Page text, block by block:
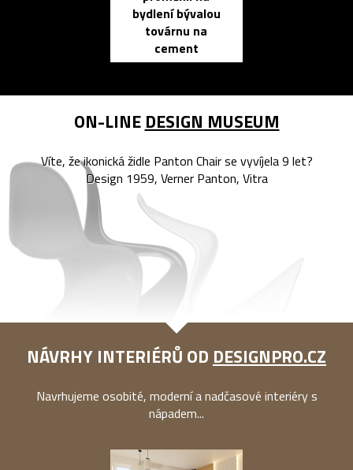
bydlení bývalou
továrnu na
cement
ON-LINE DESIGN MUSEUM
Víte, že ikonická židle Panton Chair se vyvíjela 9 let?
Design 1959, Verner Panton, Vitra
NÁVRHY INTERIÉRŮ OD DESIGNPRO.CZ
Navrhujeme osobité, moderní a nadčasové interiéry s
nápadem...